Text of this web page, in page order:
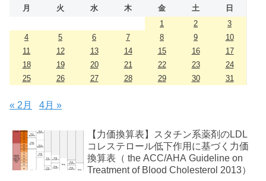
月 火 水 木 金 土
日
1
2
3
4
5 6 7 8 9
10
11
12 13 14 15 16
17
18
19 20 21 22 23
24
25
26 27 28 29 30 31
« 2月 4月 »
【力価換算表】スタチン系薬剤のLDL
コレステロール低下作用に基づく力価
換算表（ the ACC/AHA Guideline on
Treatment of Blood Cholesterol 2013）